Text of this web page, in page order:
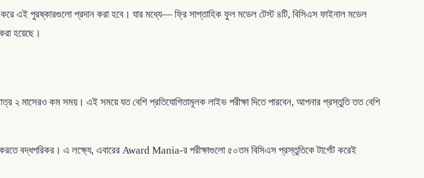
এই পুরষ্কারগুলো প্রদান করা হবে। যার মধ্যে— ফ্রি সাপ্তাহিক ফুল মডেল টেস্ট ৪টি, বিসিএস ফাইনাল মডেল
হয়েছে।
২ মাসেরও কম সময়। এই সময়ে যত বেশি প্রতিযোগিতামূলক লাইভ পরীক্ষা দিতে পারবেন, আপনার প্রস্তুতি তত বেশি
বদ্ধপরিকর। এ লক্ষ্যে, এবারের Award Mania-র পরীক্ষাগুলো ৫০তম বিসিএস প্রস্তুতিকে টার্গেট করেই